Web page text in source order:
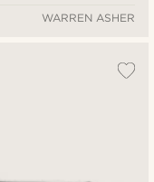
WARREN ASHER